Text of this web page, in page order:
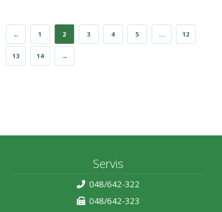
← 1 2 3 4 5 … 12
13 14 →
Servis
048/642-322
048/642-323